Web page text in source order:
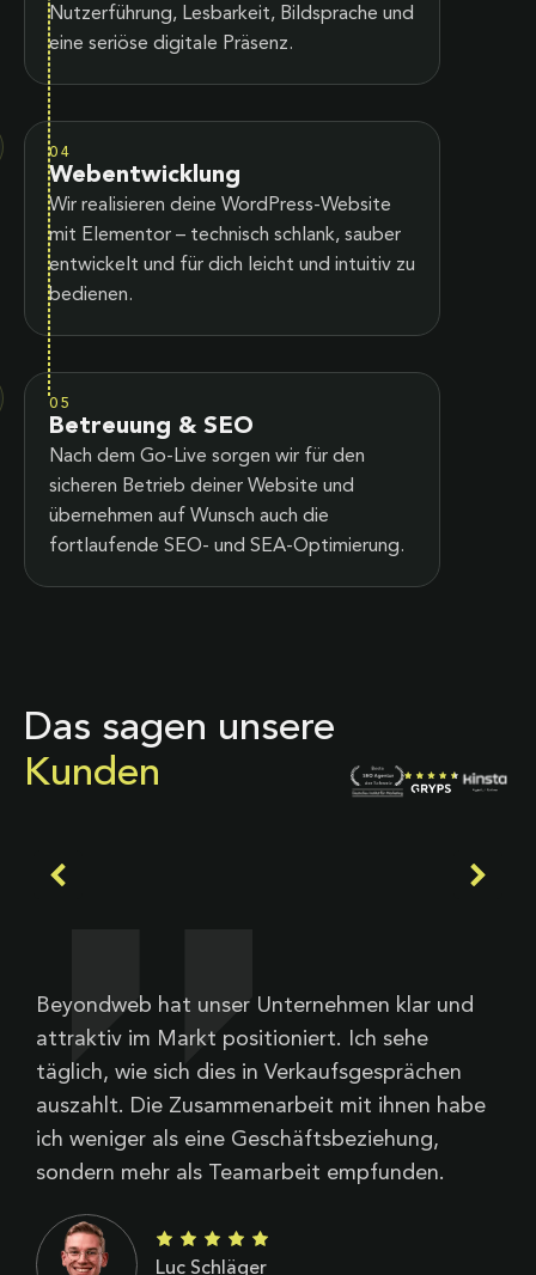
Nutzerführung, Lesbarkeit, Bildsprache und
eine seriöse digitale Präsenz.
04
Webentwicklung
Wir realisieren deine WordPress-Website
mit Elementor – technisch schlank, sauber
entwickelt und für dich leicht und intuitiv zu
bedienen.
05
Betreuung & SEO
Nach dem Go-Live sorgen wir für den
sicheren Betrieb deiner Website und
übernehmen auf Wunsch auch die
fortlaufende SEO- und SEA-Optimierung.
Das sagen unsere
Kunden
Beyondweb hat unser Unternehmen klar und
attraktiv im Markt positioniert. Ich sehe
täglich, wie sich dies in Verkaufsgesprächen
auszahlt. Die Zusammenarbeit mit ihnen habe
ich weniger als eine Geschäftsbeziehung,
sondern mehr als Teamarbeit empfunden.
Luc Schläger